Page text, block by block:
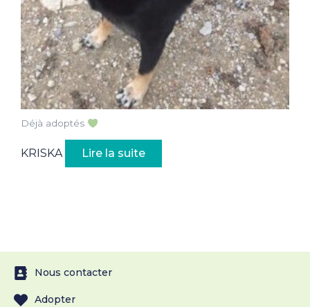
Déjà adoptés
KRISKA Lire la suite
Nous contacter
Adopter